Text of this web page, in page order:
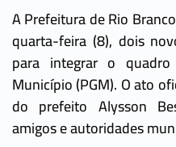
A Prefeitura de Rio
quarta-feira (8), dois
para integrar o
Município (PGM). O ato
do prefeito Alysson
amigos e autoridades